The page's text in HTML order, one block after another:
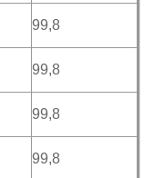
99,8
99,8
99,8
99,8